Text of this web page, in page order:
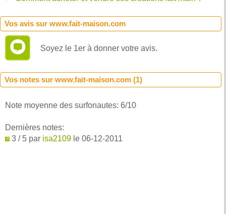
Vos avis sur www.fait-maison.com
Soyez le 1er à donner votre avis.
Vos notes sur www.fait-maison.com (1)
Note moyenne des surfonautes: 6/10
Dernières notes:
3 / 5 par isa2109 le 06-12-2011